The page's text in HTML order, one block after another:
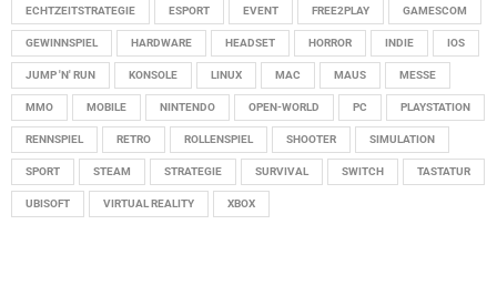
ECHTZEITSTRATEGIE ESPORT EVENT FREE2PLAY GAMESCOM
GEWINNSPIEL HARDWARE HEADSET HORROR INDIE IOS
JUMP 'N' RUN KONSOLE LINUX MAC MAUS MESSE
MMO MOBILE NINTENDO OPEN-WORLD PC PLAYSTATION
RENNSPIEL RETRO ROLLENSPIEL SHOOTER SIMULATION
SPORT STEAM STRATEGIE SURVIVAL SWITCH TASTATUR
UBISOFT VIRTUAL REALITY XBOX